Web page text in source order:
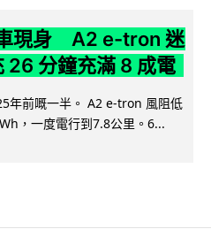
現身 A2 e-tron 迷
分鐘充滿 8 成電
年前嘅一半。 A2 e-tron 風阻低
，一度電行到7.8公里。6...